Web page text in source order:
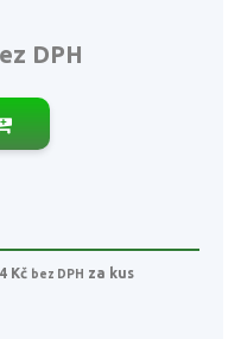
DPH
Kč bez DPH za kus